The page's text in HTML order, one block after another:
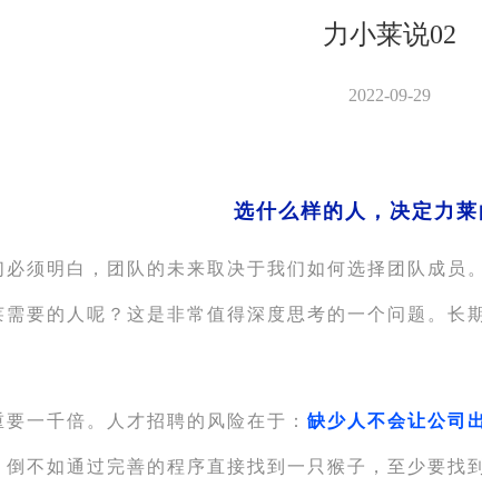
力小莱说02
2022-09-29
选什么样的人，决定力莱
须明白，团队的未来取决于我们如何选择团队成员。
要的人呢？这是非常值得深度思考的一个问题。长
一千倍。人才招聘的风险在于： 缺少人不会让公司
不如通过完善的程序直接找到一只猴子，至少要找